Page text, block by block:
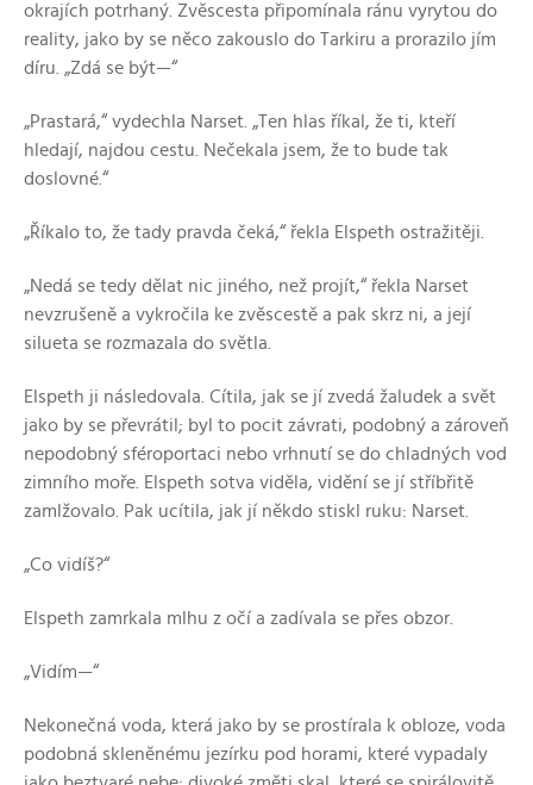
okrajích potrhaný. Zvěscesta připomínala ránu vyrytou do
reality, jako by se něco zakouslo do Tarkiru a prorazilo jím
díru. „Zdá se být—“
„Prastará,“ vydechla Narset. „Ten hlas říkal, že ti, kteří
hledají, najdou cestu. Nečekala jsem, že to bude tak
doslovné.“
„Říkalo to, že tady pravda čeká,“ řekla Elspeth ostražitěji.
„Nedá se tedy dělat nic jiného, než projít,“ řekla Narset
nevzrušeně a vykročila ke zvěscestě a pak skrz ni, a její
silueta se rozmazala do světla.
Elspeth ji následovala. Cítila, jak se jí zvedá žaludek a svět
jako by se převrátil; byl to pocit závrati, podobný a zároveň
nepodobný sféroportaci nebo vrhnutí se do chladných vod
zimního moře. Elspeth sotva viděla, vidění se jí stříbřitě
zamlžovalo. Pak ucítila, jak jí někdo stiskl ruku: Narset.
„Co vidíš?“
Elspeth zamrkala mlhu z očí a zadívala se přes obzor.
„Vidím—“
Nekonečná voda, která jako by se prostírala k obloze, voda
podobná skleněnému jezírku pod horami, které vypadaly